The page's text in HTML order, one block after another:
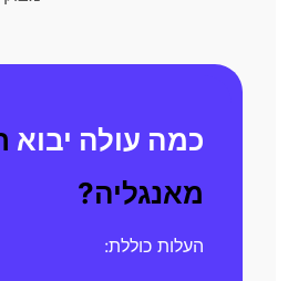
כמה עולה יבוא
מאנגליה?
העלות כוללת: